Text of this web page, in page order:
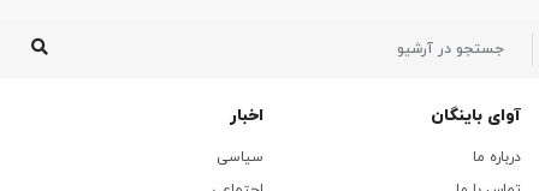
آوای باینگان
درباره ما
اخبار
سیاسی